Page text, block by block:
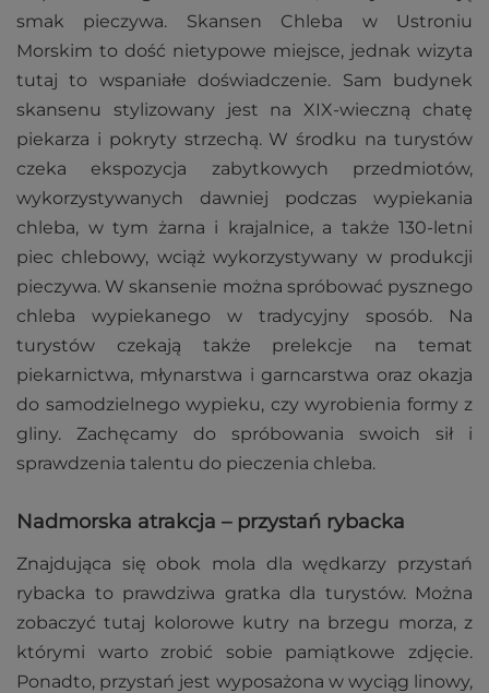
smak pieczywa. Skansen Chleba w Ustroniu
Morskim to dość nietypowe miejsce, jednak wizyta
tutaj to wspaniałe doświadczenie. Sam budynek
skansenu stylizowany jest na XIX-wieczną chatę
piekarza i pokryty strzechą. W środku na turystów
czeka ekspozycja zabytkowych przedmiotów,
wykorzystywanych dawniej podczas wypiekania
chleba, w tym żarna i krajalnice, a także 130-letni
piec chlebowy, wciąż wykorzystywany w produkcji
pieczywa. W skansenie można spróbować pysznego
chleba wypiekanego w tradycyjny sposób. Na
turystów czekają także prelekcje na temat
piekarnictwa, młynarstwa i garncarstwa oraz okazja
do samodzielnego wypieku, czy wyrobienia formy z
gliny. Zachęcamy do spróbowania swoich sił i
sprawdzenia talentu do pieczenia chleba.
Nadmorska atrakcja – przystań rybacka
Znajdująca się obok mola dla wędkarzy przystań
rybacka to prawdziwa gratka dla turystów. Można
zobaczyć tutaj kolorowe kutry na brzegu morza, z
którymi warto zrobić sobie pamiątkowe zdjęcie.
Ponadto, przystań jest wyposażona w wyciąg linowy,